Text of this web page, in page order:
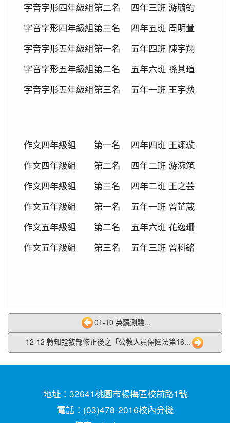
園圍棋對抗賽成績優異
2019-12-12 重要
108年校內語文競賽 得獎名單(最
2019-11-27
本校學生參加楊梅盃直排輪溜冰錦
標賽成績優異
2019-11-19 賀!
恭喜！本校直笛隊參加108學年度
2019-10-21 賀!
本校學生參加2019年國慶華江盃羽
球錦標賽成績優異
季盃全國羽球錦標賽成績優異
2019-10-04 賀!
本校學生參加中壢第六屆跆拳道錦
字音字形四年級組第二名 四年三班 游毓鈞
字音字形四年級組第三名 四年五班 周明萱
字音字形五年級組第一名 五年四班 陳宇翔
字音字形五年級組第二名 五年六班 孫其瑄
字音字形五年級組第三名 五年一班 王宇勲
作文四年級組 第一名 四年四班 王翊璇
作文四年級組
第二名 四年二班 游涴筑
作文四年級組
第三名 四年二班 王之芸
作文五年級組
第一名 五年一班 曾芷葳
作文五年級組
第二名 五年六班 花逸珊
作文五年級組
第三名 五年三班 曾科銘
01-10 英聽測驗...
12-12 轉知銓敘部修正後之「公教人員保險法第16...
地址：32641桃園市楊梅區校前路1號
電話：(03)478-2016校內分機